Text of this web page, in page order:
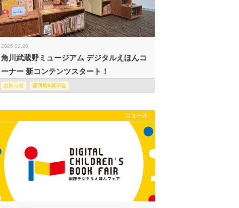
2025.02.20
角川武蔵野ミュージアム デジタルえほんコ
ーナー 新コンテンツスタート！
お知らせ 巡回展&展示会
ニュース